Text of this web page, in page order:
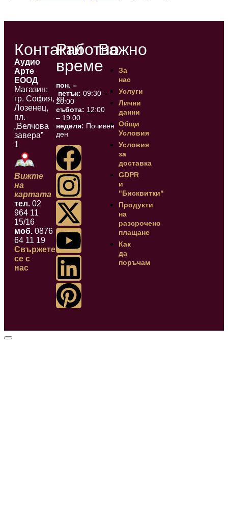
Контакти
Аудио
Арте
ЕООД
Магазин:
гр. София, кв.
Лозенец,
пл.
„Велчова
завера”
1
Вижте
на
картата
тел. 02
964 11
15/16
моб. 0876
64 11 19
Свържете
се с
нас
Работно
време
пон. –
петък: 09:30 –
20:00
събота: 12:00
– 19:00
неделя: Почивен
ден
Важно
За
нас
Услуги
Лични
данни
Общи
Условия
Условия
за
доставка
GDPR
и
"Бисквитки"
Продукти
на
разсрочено
плащане
Как
да
поръчам